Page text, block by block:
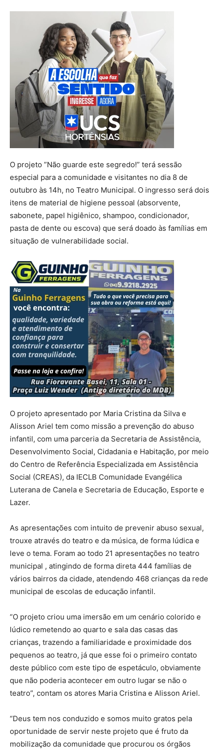
O projeto ”Não guarde este segredo!” terá sessão
especial para a comunidade e visitantes no dia 8 de
outubro às 14h, no Teatro Municipal. O ingresso será dois
itens de material de higiene pessoal (absorvente,
sabonete, papel higiênico, shampoo, condicionador,
pasta de dente ou escova) que será doado às famílias em
situação de vulnerabilidade social.
O projeto apresentado por Maria Cristina da Silva e
Alisson Ariel tem como missão a prevenção do abuso
infantil, com uma parceria da Secretaria de Assistência,
Desenvolvimento Social, Cidadania e Habitação, por meio
do Centro de Referência Especializada em Assistência
Social (CREAS), da IECLB Comunidade Evangélica
Luterana de Canela e Secretaria de Educação, Esporte e
Lazer.
As apresentações com intuito de prevenir abuso sexual,
trouxe através do teatro e da música, de forma lúdica e
leve o tema. Foram ao todo 21 apresentações no teatro
municipal , atingindo de forma direta 444 famílias de
vários bairros da cidade, atendendo 468 crianças da rede
municipal de escolas de educação infantil.
“O projeto criou uma imersão em um cenário colorido e
lúdico remetendo ao quarto e sala das casas das
crianças, trazendo a familiaridade e proximidade dos
pequenos ao teatro, já que esse foi o primeiro contato
deste público com este tipo de espetáculo, obviamente
que não poderia acontecer em outro lugar se não o
teatro”, contam os atores Maria Cristina e Alisson Ariel.
“Deus tem nos conduzido e somos muito gratos pela
oportunidade de servir neste projeto que é fruto da
mobilização da comunidade que procurou os órgãos